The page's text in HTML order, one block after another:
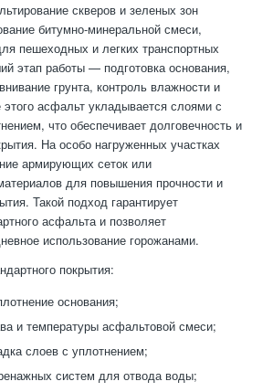
скверов и зеленых зон
битумно-минеральной смеси,
пешеходных и легких транспортных
этап работы — подготовка основания,
грунта, контроль влажности и
асфальт укладывается слоями с
что обеспечивает долговечность и
На особо нагруженных участках
армирующих сеток или
для повышения прочности и
Такой подход гарантирует
асфальта и позволяет
использование горожанами.
покрытия:
основания;
и температуры асфальтовой смеси;
слоев с уплотнением;
систем для отвода воды;